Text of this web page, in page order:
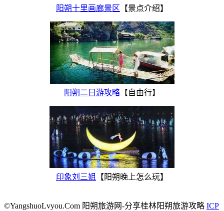
阳朔十里画廊景区 【景点介绍】
阳朔二日游攻略 【自由行】
印象刘三姐 【阳朔晚上怎么玩】
©YangshuoLvyou.Com 阳朔旅游网-分享桂林阳朔旅游攻略 ICP